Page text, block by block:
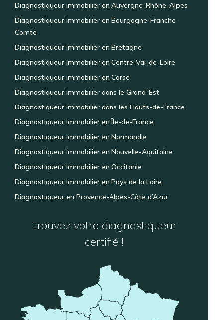
Diagnostiqueur immobilier en Auvergne-Rhône-Alpes
Diagnostiqueur immobilier en Bourgogne-Franche-
Comté
Diagnostiqueur immobilier en Bretagne
Diagnostiqueur immobilier en Centre-Val-de-Loire
Diagnostiqueur immobilier en Corse
Diagnostiqueur immobilier dans le Grand-Est
Diagnostiqueur immobilier dans les Hauts-de-France
Diagnostiqueur immobilier en Île-de-France
Diagnostiqueur immobilier en Normandie
Diagnostiqueur immobilier en Nouvelle-Aquitaine
Diagnostiqueur immobilier en Occitanie
Diagnostiqueur immobilier en Pays de la Loire
Diagnostiqueur en Provence-Alpes-Côte d’Azur
Trouvez votre diagnostiqueur
certifié !